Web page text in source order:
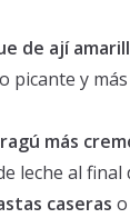
de ají
picante y
más
leche al final
caseras